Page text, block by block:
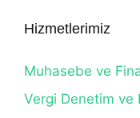
Hizmetlerimiz
Muhasebe ve
Vergi Denetim ve